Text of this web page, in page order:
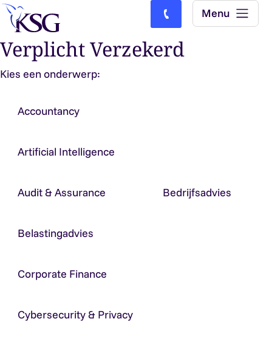
Skip to content
Bel ons: (0)77-4740000
Menu
Verplicht Verzekerd
Kies een onderwerp:
Accountancy
Artificial Intelligence
Audit & Assurance Bedrijfsadvies
Belastingadvies
Corporate Finance
Cybersecurity & Privacy